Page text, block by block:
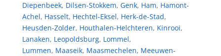
Diepenbeek, Dilsen-Stokkem, Genk, Ham, Hamont-
Achel, Hasselt, Hechtel-Eksel, Herk-de-Stad,
Heusden-Zolder, Houthalen-Helchteren, Kinrooi,
Lanaken, Leopoldsburg, Lommel,
Lummen, Maaseik, Maasmechelen, Meeuwen-